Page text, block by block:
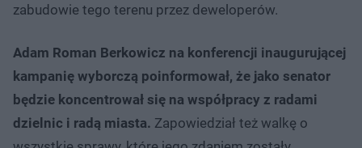
zabudowie tego terenu przez deweloperów.
Adam Roman Berkowicz na konferencji inaugurującej
kampanię wyborczą poinformował, że jako senator
będzie koncentrował się na współpracy z radami
dzielnic i radą miasta. Zapowiedział też walkę o